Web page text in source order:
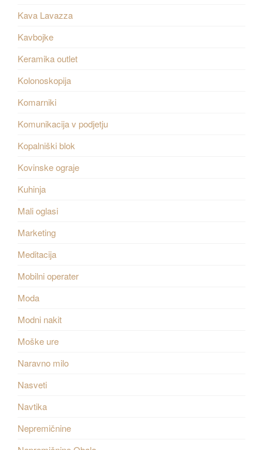
Kava Lavazza
Kavbojke
Keramika outlet
Kolonoskopija
Komarniki
Komunikacija v podjetju
Kopalniški blok
Kovinske ograje
Kuhinja
Mali oglasi
Marketing
Meditacija
Mobilni operater
Moda
Modni nakit
Moške ure
Naravno milo
Nasveti
Navtika
Nepremičnine